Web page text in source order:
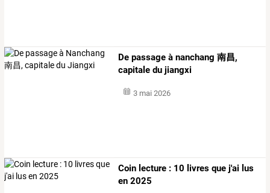
De passage à nanchang 南昌,
capitale du jiangxi
3 mai 2026
Coin lecture : 10 livres que j'ai lus
en 2025